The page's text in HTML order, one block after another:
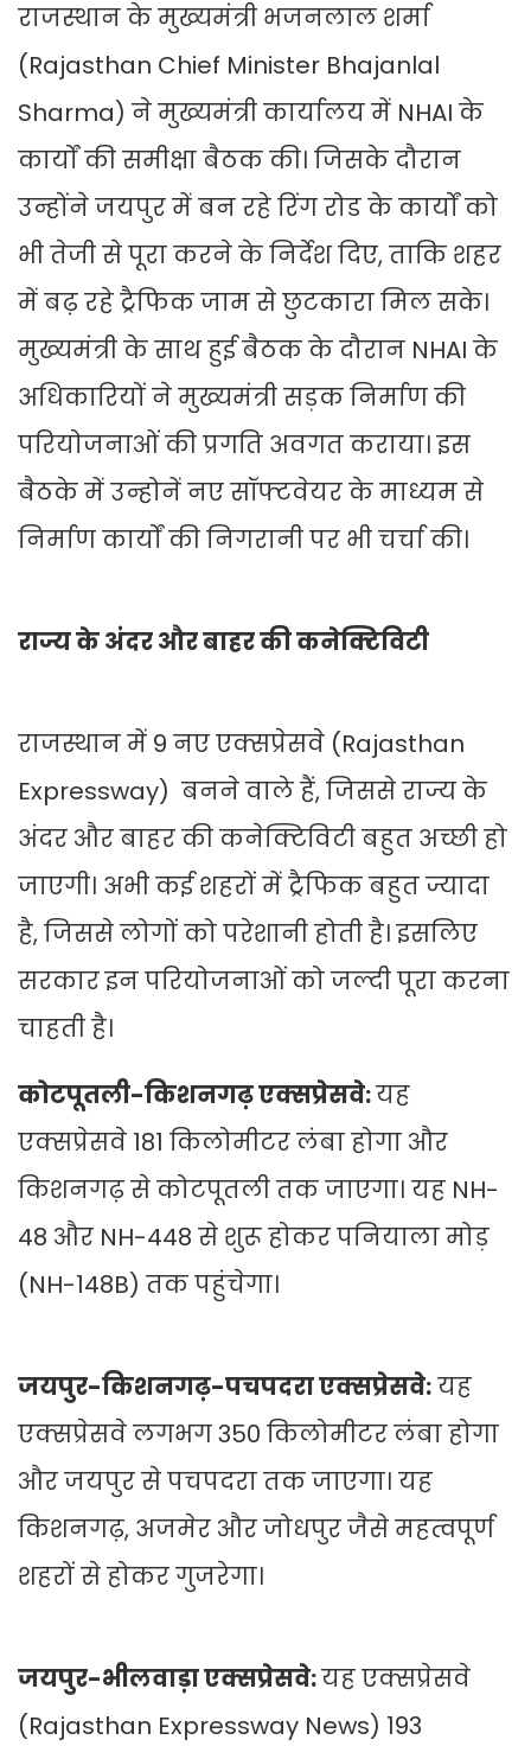
राजस्थान के मुख्यमंत्री भजनलाल शर्मा
(Rajasthan Chief Minister Bhajanlal
Sharma) ने मुख्यमंत्री कार्यालय में NHAI के
कार्यों की समीक्षा बैठक की। जिसके दौरान
उन्होंने जयपुर में बन रहे रिंग रोड के कार्यों को
भी तेजी से पूरा करने के निर्देश दिए, ताकि शहर
में बढ़ रहे ट्रैफिक जाम से छुटकारा मिल सके।
मुख्यमंत्री के साथ हुई बैठक के दौरान NHAI के
अधिकारियों ने मुख्यमंत्री सड़क निर्माण की
परियोजनाओं की प्रगति अवगत कराया। इस
बैठके में उन्होनें नए सॉफ्टवेयर के माध्यम से
निर्माण कार्यों की निगरानी पर भी चर्चा की।
राज्य के अंदर और बाहर की कनेक्टिविटी
राजस्थान में 9 नए एक्सप्रेसवे (Rajasthan
Expressway) बनने वाले हैं, जिससे राज्य के
अंदर और बाहर की कनेक्टिविटी बहुत अच्छी हो
जाएगी। अभी कई शहरों में ट्रैफिक बहुत ज्यादा
है, जिससे लोगों को परेशानी होती है। इसलिए
सरकार इन परियोजनाओं को जल्दी पूरा करना
चाहती है।
कोटपूतली-किशनगढ़ एक्सप्रेसवे:यह
एक्सप्रेसवे 181 किलोमीटर लंबा होगा और
किशनगढ़ से कोटपूतली तक जाएगा। यह NH-
48 और NH-448 से शुरू होकर पनियाला मोड़
(NH-148B) तक पहुंचेगा।
जयपुर-किशनगढ़-पचपदरा एक्सप्रेसवे:यह
एक्सप्रेसवे लगभग 350 किलोमीटर लंबा होगा
और जयपुर से पचपदरा तक जाएगा। यह
किशनगढ़, अजमेर और जोधपुर जैसे महत्वपूर्ण
शहरों से होकर गुजरेगा।
जयपुर-भीलवाड़ा एक्सप्रेसवे:यह एक्सप्रेसवे
(Rajasthan Expressway News) 193